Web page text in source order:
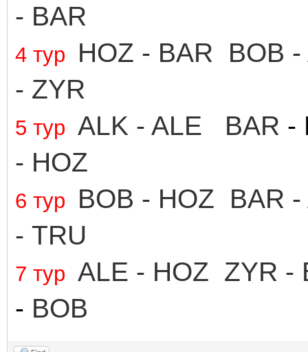
- BAR
4 тур HOZ - BAR
BOB
- ZYR
5 тур ALK - ALE BAR -
- HOZ
6 тур BOB - HOZ BAR
- TRU
7 тур ALE - HOZ ZYR -
- BOB